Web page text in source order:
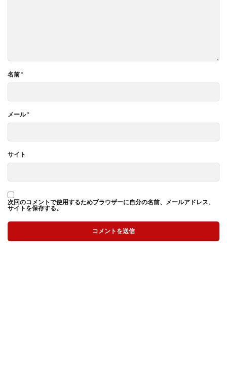
名前*
メール*
サイト
次回のコメントで使用するためブラウザーに自分の名前、メールアドレス、
サイトを保存する。